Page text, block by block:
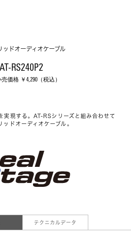
ッドオーディオケーブル
AT-RS240P2
価格 ￥ 4,290 （税込）
実現する。AT-RSシリーズと組み合わせて
ドオーディオケーブル。
テクニカルデータ